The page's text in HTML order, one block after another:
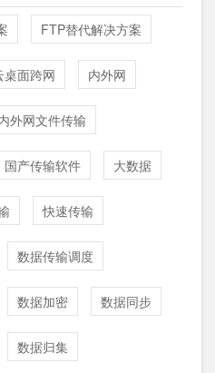
FTP替代解决方案
桌面跨网 内外网
外网文件传输
国产传输软件 大数据
快速传输
数据传输调度
数据加密 数据同步
数据归集